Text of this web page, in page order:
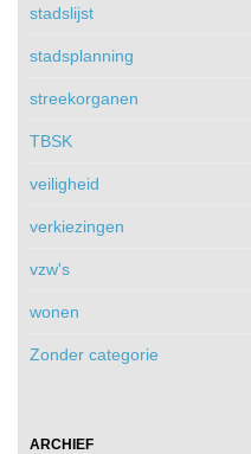
stadslijst
stadsplanning
streekorganen
TBSK
veiligheid
verkiezingen
vzw's
wonen
Zonder categorie
ARCHIEF